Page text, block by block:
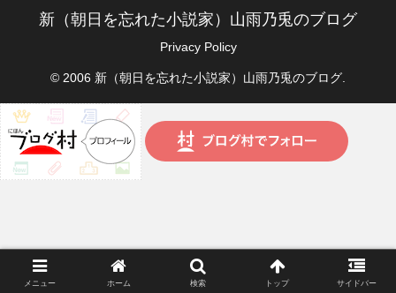
新（朝日を忘れた小説家）山雨乃兎のブログ
Privacy Policy
© 2006 新（朝日を忘れた小説家）山雨乃兎のブログ.
メニュー ホーム 検索 トップ サイドバー